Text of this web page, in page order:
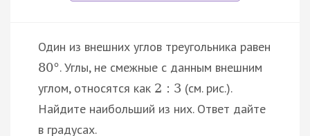
Один из внешних углов треугольника равен
80°. Углы, не смежные с данным внешним
углом, относятся как 2 : 3 (см. рис.).
Найдите наибольший из них. Ответ дайте
в градусах.